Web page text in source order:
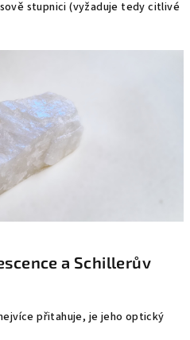
stupnici (vyžaduje tedy citlivé
a Schillerův
přitahuje, je jeho optický